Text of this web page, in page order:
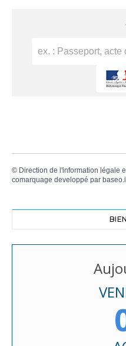
© Direction de l'information légale
comarquage developpé par